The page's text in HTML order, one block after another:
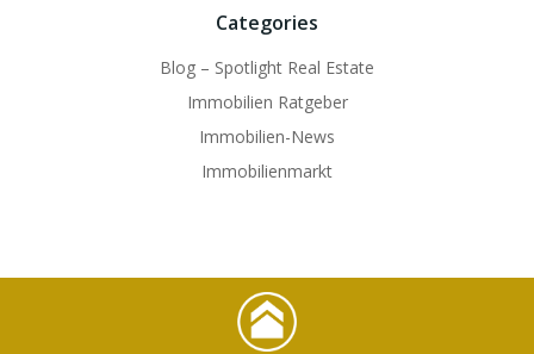
Categories
Blog – Spotlight Real Estate
Immobilien Ratgeber
Immobilien-News
Immobilienmarkt